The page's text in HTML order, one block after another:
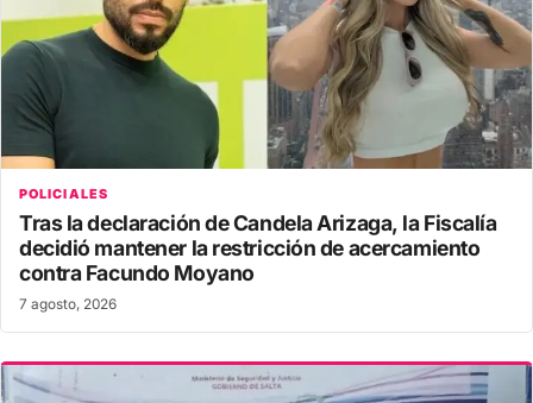
POLICIALES
Tras la declaración de Candela Arizaga, la Fiscalía
decidió mantener la restricción de acercamiento
contra Facundo Moyano
7 agosto, 2026